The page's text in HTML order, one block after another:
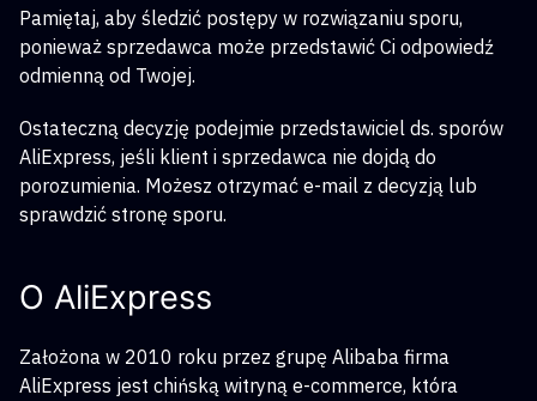
Pamiętaj, aby śledzić postępy w rozwiązaniu sporu,
ponieważ sprzedawca może przedstawić Ci odpowiedź
odmienną od Twojej.
Ostateczną decyzję podejmie przedstawiciel ds. sporów
AliExpress, jeśli klient i sprzedawca nie dojdą do
porozumienia. Możesz otrzymać e-mail z decyzją lub
sprawdzić stronę sporu.
O AliExpress
Założona w 2010 roku przez grupę Alibaba firma
AliExpress jest chińską witryną e-commerce, która